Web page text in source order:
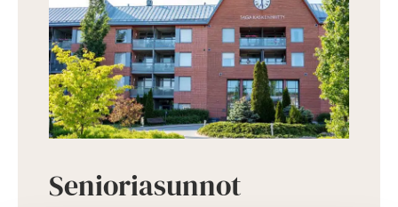
Senioriasunnot